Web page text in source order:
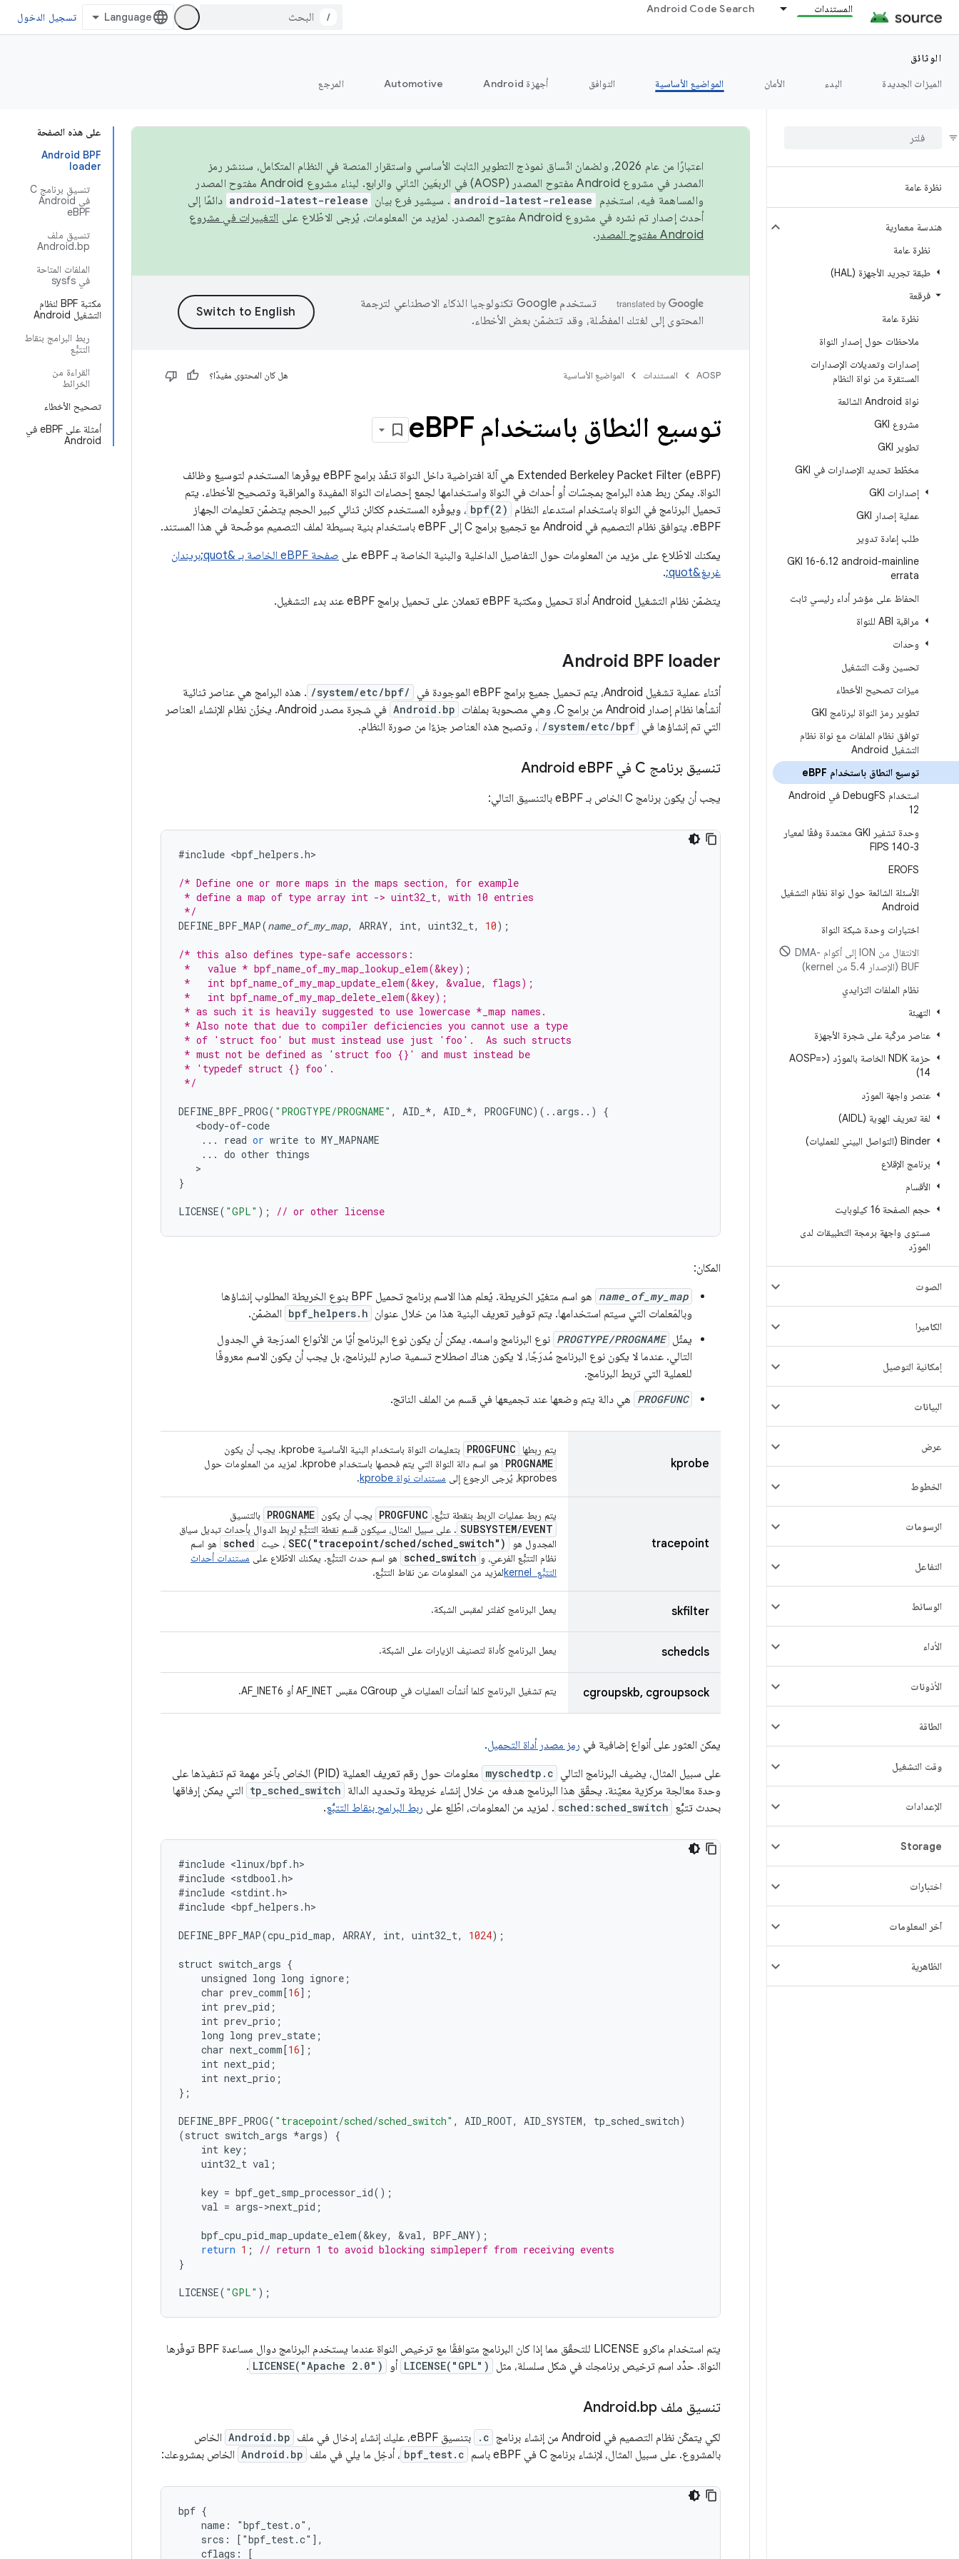
المستندات Android Code Search
/ تسجيل الدخول
الوثائق
الميزات الجديدة
البدء الأمان المواضيع الأساسية التوافق أجهزة Android Automotive المرجع
نظرة عامة
هندسة معمارية
نظرة عامة
طبقة تجريد الأجهزة (HAL)
فرقعة
نظرة عامة
ملاحظات حول إصدار النواة
إصدارات وتعديلات الإصدارات
المستقرة من نواة النظام
نواة Android الشائعة
مشروع GKI
تطوير GKI
مخطّط تحديد الإصدارات في GKI
إصدارات GKI
عملية إصدار GKI
طلب إعادة تدوير
GKI 16-6.12 android-mainline
errata
الحفاظ على مؤشر أداء رئيسي ثابت
مراقبة ABI للنواة
وحدات
تحسين وقت التشغيل
ميزات تصحيح الأخطاء
تطوير رمز النواة لبرنامج GKI
توافق نظام الملفات مع نواة نظام
التشغيل Android
توسيع النطاق باستخدام e BPF
استخدام Debug
FS في Android
12
وحدة تشفير GKI معتمدة وفقًا لمعيار
FIPS 140-3
EROFS
الأسئلة الشائعة حول نواة نظام التشغيل
Android
اختبارات وحدة شبكة النواة
الانتقال من ION إلى أكوام DMA-
BUF (الإصدار 5
.4 من kernel)
نظام الملفات التزايدي
التهيئة
عناصر مركّبة على شجرة الأجهزة
حزمة NDK الخاصة بالمورّد (<=AOSP
14)
عنصر واجهة المورّد
لغة تعريف الهوية (AIDL)
‫Binder (التواصل البيني للعمليات)
برنامج الإقلاع
الأقسام
حجم الصفحة 16 كيلوبايت
مستوى واجهة برمجة التطبيقات لدى
المورّد
الصوت
الكاميرا
إمكانية التوصيل
البيانات
عرض
الخطوط
الرسومات
التفاعل
الوسائط
الأداء
الأذونات
الطاقة
وقت التشغيل
الإعدادات
Storage
اختبارات
آخر المعلومات
الظاهرية
على هذه الصفحة
Android BPF
loader
تنسيق برنامج C
في Android
eBPF
تنسيق ملف
Android.bp
الملفات المتاحة
في sysfs
مكتبة BPF لنظام
التشغيل Android
ربط البرامج بنقاط
التتبُّع
القراءة من
الخرائط
تصحيح الأخطاء
أمثلة على eBPF في
Android
اعتبارًا من عام 2026، ولضمان اتّساق نموذج التطوير الثابت الأساسي واستقرار المنصة في النظام المتكامل، سننشر رمز
المصدر في مشروع Android مفتوح المصدر (AOSP) في الربعَين الثاني والرابع. لبناء مشروع Android مفتوح المصدر
والمساهمة فيه، استخدِم
android-latest-release . سيشير فرع بيان android-latest-release دائمًا إلى
أحدث إصدار تم نشره في مشروع Android مفتوح المصدر. لمزيد من المعلومات، يُرجى الاطّلاع على
التغييرات في مشروع
Android مفتوح المصدر
.
تستخدم Google تكنولوجيا الذكاء الاصطناعي لترجمة
المحتوى إلى لغتك المفضّلة، وقد تتضمّن بعض الأخطاء.
AOSP المستندات المواضيع الأساسية هل كان المحتوى مفيدًا؟
توسيع النطاق باستخدام e BPF
‫Extended Berkeley Packet Filter (eBPF) هي آلة افتراضية داخل النواة تنفّذ برامج eBPF يوفّرها المستخدم لتوسيع وظائف
النواة. يمكن ربط هذه البرامج بمجسّات أو أحداث في النواة واستخدامها لجمع إحصاءات النواة المفيدة والمراقبة وتصحيح الأخطاء. يتم
تحميل البرنامج في النواة باستخدام استدعاء النظام
bpf(2) ، ويوفّره المستخدم ككائن ثنائي كبير الحجم يتضمّن تعليمات الجهاز
eBPF. يتوافق نظام التصميم في Android مع تجميع برامج C إلى eBPF باستخدام بنية بسيطة لملف التصميم موضّحة في هذا المستند.
يمكنك الاطّلاع على مزيد من المعلومات حول التفاصيل الداخلية والبنية الخاصة بـ eBPF على
صفحة eBPF الخاصة بـ &quot;بريندان
غريغ&quot;
.
يتضمّن نظام التشغيل Android أداة تحميل ومكتبة eBPF تعملان على تحميل برامج eBPF عند بدء التشغيل.
Android BPF loader
أثناء عملية تشغيل Android، يتم تحميل جميع برامج eBPF الموجودة في /system/etc/bpf/ . هذه البرامج هي عناصر ثنائية
أنشأها نظام إصدار Android من برامج C، وهي مصحوبة بملفات
Android.bp
في شجرة مصدر Android. يخزّن نظام الإنشاء العناصر
التي تم إنشاؤها في /system/etc/bpf ، وتصبح هذه العناصر جزءًا من صورة النظام.
تنسيق برنامج C في Android e BPF
يجب أن يكون برنامج C الخاص بـ eBPF بالتنسيق التالي:
#include <bpf_helpers .h>
/* Define one or more maps in the maps section, for example
* define a map of type array int -> uint32_t, with 10 entries
*/
DEFINE_BPF_MAP(name_of_my_map, ARRAY, int, uint32_t, 10);
/* this also defines type-safe accessors:
*   value * bpf_name_of_my_map_lookup_elem(&key);
*   int bpf_name_of_my_map_update_elem(&key, &value, flags);
*   int bpf_name_of_my_map_delete_elem(&key);
* as such it is heavily suggested to use lowercase *_map names.
* Also note that due to compiler deficiencies you cannot use a type
* of 'struct foo' but must instead use just 'foo'.  As such structs
* must not be defined as 'struct foo {}' and must instead be
* 'typedef struct {} foo'.
*/
DEFINE_BPF_PROG( "PROGTYPE/PROGNAME" , AID_ *, AID_ *, PROGFUNC)(..args ..)
{
<body-of-code
...
read or write to MY_MAPNAME
... do other things
}
LICENSE( "GPL" ); // or other license
المكان:
name_of_my_map
هو اسم متغيّر الخريطة. يُعلم هذا الاسم برنامج تحميل BPF بنوع الخريطة المطلوب إنشاؤها
وبالمَعلمات التي سيتم استخدامها. يتم توفير تعريف البنية هذا من خلال عنوان bpf_helpers.h المضمّن.
يمثّل PROGTYPE/PROGNAME نوع البرنامج واسمه. يمكن أن يكون نوع البرنامج أيًا من الأنواع المدرَجة في الجدول
التالي. عندما لا يكون نوع البرنامج مُدرَجًا، لا يكون هناك اصطلاح تسمية صارم للبرنامج، بل يجب أن يكون الاسم معروفًا
للعملية التي تربط البرنامج.
PROGFUNC هي دالة يتم وضعها عند تجميعها في قسم من الملف الناتج.
kprobe
يتم ربطها PROGFUNC بتعليمات النواة باستخدام البنية الأساسية kprobe. يجب أن يكون
PROGNAME
هو اسم دالة النواة التي يتم فحصها باستخدام kprobe. لمزيد من المعلومات حول
kprobes، يُرجى الرجوع إلى
مستندات نواة kprobe .
tracepoint
يتم ربط عمليات الربط بنقطة تتبُّع. PROGFUNC يجب أن يكون PROGNAME بالتنسيق
SUBSYSTEM/EVENT
. على سبيل المثال، سيكون قسم نقطة التتبُّع لربط الدوال بأحداث تبديل سياق
المجدول هو
SEC( "tracepoint/sched/sched_switch") ، حيث sched هو اسم
نظام التتبُّع الفرعي، و
sched_switch هو اسم حدث التتبُّع. يمكنك الاطّلاع على مستندات أحداث
التتبُّع kernel ‎
لمزيد من المعلومات عن نقاط التتبُّع.
skfilter يعمل البرنامج كفلتر لمقبس الشبكة.
schedcls يعمل البرنامج كأداة لتصنيف الزيارات على الشبكة.
cgroupskb, cgroupsock يتم تشغيل البرنامج كلما أنشأت العمليات في CGroup مقبس AF_INET أو AF_INET6.
يمكن العثور على أنواع إضافية في رمز مصدر أداة التحميل.
على سبيل المثال، يضيف البرنامج التالي myschedtp.c
معلومات حول رقم تعريف العملية (PID) الخاص بآخر مهمة تم تنفيذها على
وحدة معالجة مركزية معيّنة. يحقّق هذا البرنامج هدفه من خلال إنشاء خريطة وتحديد الدالة tp_sched_switch التي يمكن إرفاقها
بحدث تتبُّع sched:sched_switch . لمزيد من المعلومات، اطّلِع على ربط البرامج بنقاط التتبُّع.
#include <linux/bpf.h
#include <stdbool .h
#include <stdint.h
#include <bpf_helpers .h>
DEFINE_BPF_MAP(cpu_pid_map, ARRAY, int, uint32_t, 1024);
struct switch_args {
unsigned long long ignore ;
char prev_comm[16];
int prev_pid ;
int prev_prio ;
long long prev_state ;
char next_comm[16];
int next_pid ;
int next_prio ;
};
DEFINE_BPF_PROG( "tracepoint/sched/sched_switch" , AID_ROOT, AID_SYSTEM, tp_sched_switch)
(struct switch_args *args)
{
int key ;
uint32_t val ;
key = bpf_get_smp_processor_id();
val = args->next_pid ;
bpf_cpu_pid_map_update_elem(&key, &val, BPF_ANY);
return 1 ;
// return 1 to avoid blocking simpleperf from receiving events
}
LICENSE( "GPL" );
يتم استخدام ماكرو LICENSE للتحقّق مما إذا كان البرنامج متوافقًا مع ترخيص النواة عندما يستخدم البرنامج دوال مساعدة BPF توفّرها
النواة. حدِّد اسم ترخيص برنامجك في شكل سلسلة، مثل
LICENSE("GPL") أو LICENSE("Apache 2.0")
.
تنسيق ملف Android .bp
لكي يتمكّن نظام التصميم في Android من إنشاء برنامج .c بتنسيق eBPF، عليك إنشاء إدخال في ملف Android.bp الخاص
بالمشروع. على سبيل المثال، لإنشاء برنامج C في eBPF باسم
bpf_test.c ، أدخِل ما يلي في ملف Android.bp الخاص بمشروعك:
bpf {
    name: "bpf_test.o",
    srcs: ["bpf_test.c"],
    cflags: [